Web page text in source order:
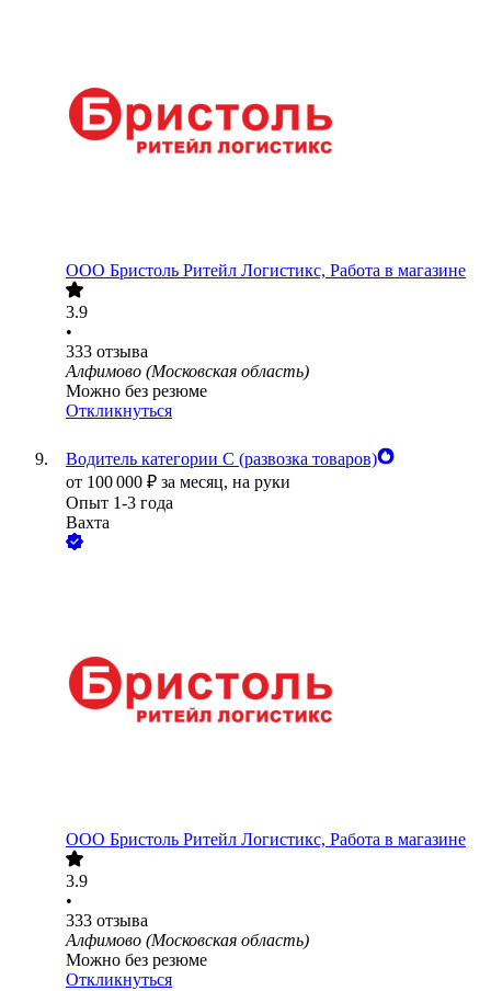
ООО Бристоль Ритейл Логистикс, Работа в магазине
3.9
•
333 отзыва
Алфимово (Московская область)
Можно без резюме
Откликнуться
Водитель категории С (развозка товаров)
от 100 000 ₽ за месяц, на руки
Опыт 1-3 года
Вахта
ООО Бристоль Ритейл Логистикс, Работа в магазине
3.9
•
333 отзыва
Алфимово (Московская область)
Можно без резюме
Откликнуться